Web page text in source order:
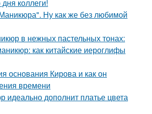
коллеги!
Ну как же без любимой
в нежных пастельных тонах:
как китайские иероглифы
основания Кирова и как он
времени
идеально дополнит платье цвета